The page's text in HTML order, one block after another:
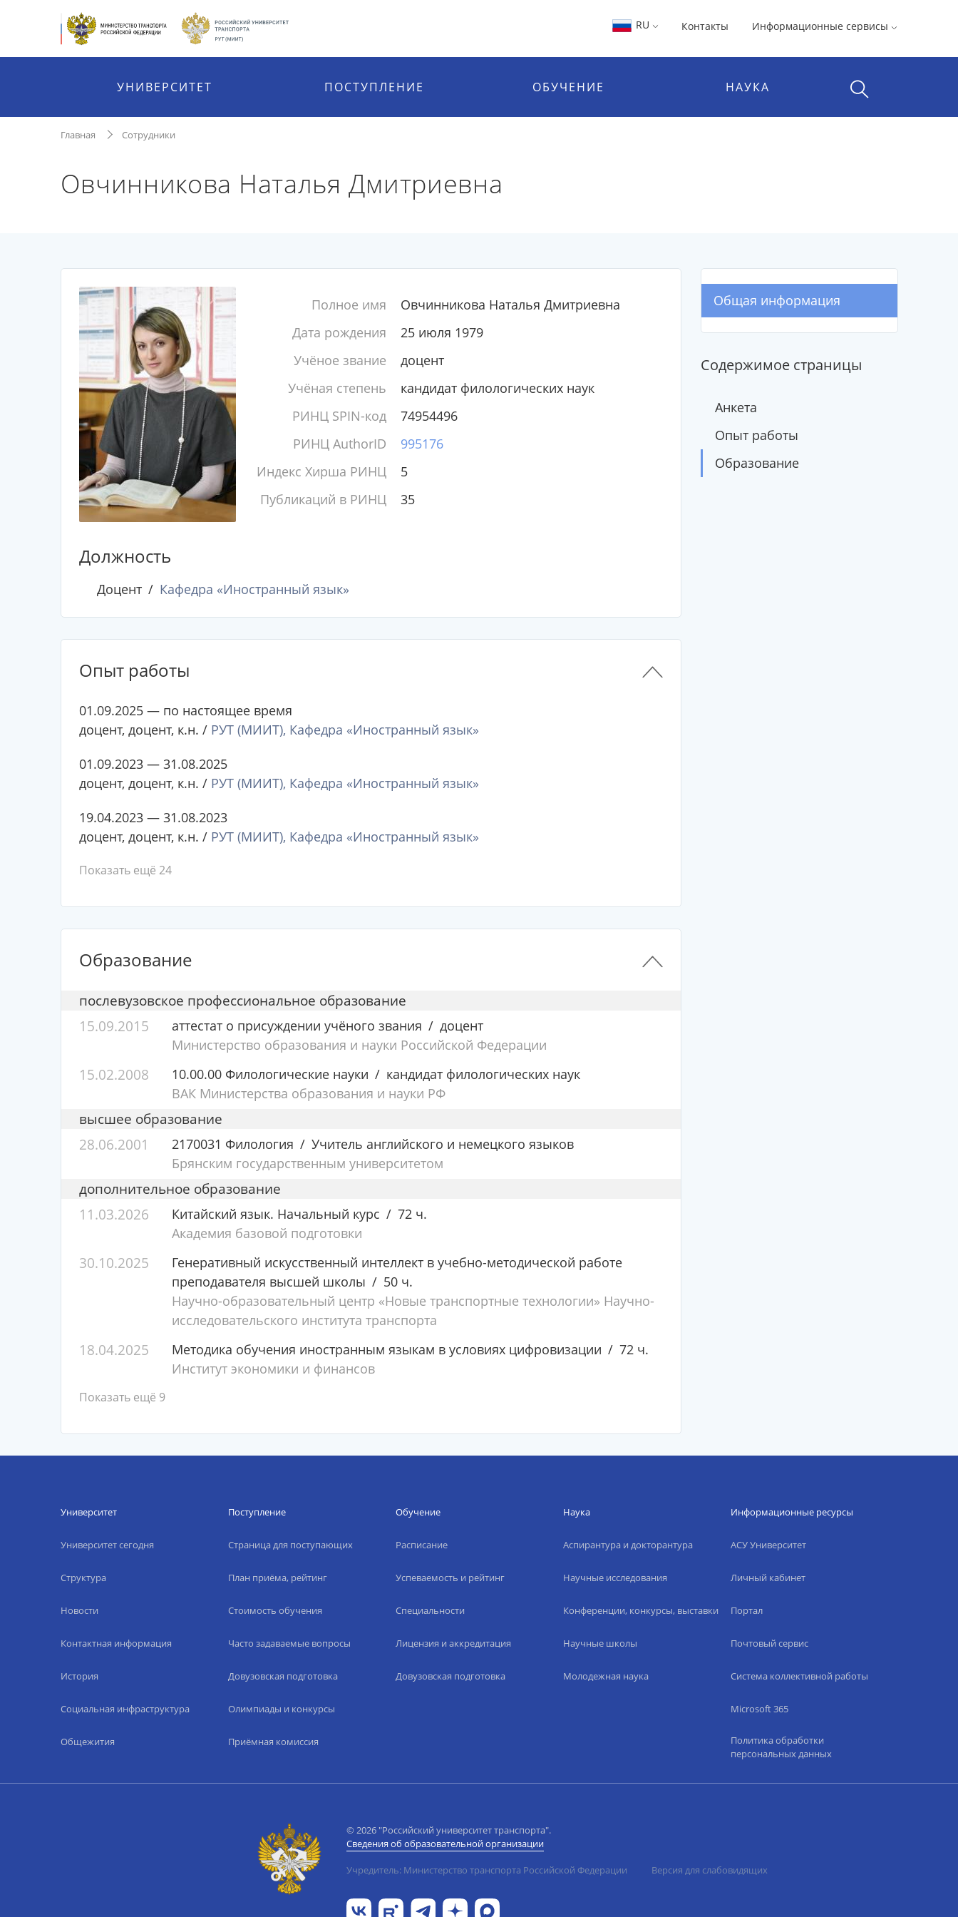
RU Контакты Информационные сервисы
УНИВЕРСИТЕТ ПОСТУПЛЕНИЕ ОБУЧЕНИЕ НАУКА
Главная Сотрудники
Овчинникова Наталья Дмитриевна
Полное имя
Овчинникова Наталья Дмитриевна
Дата рождения
25 июля 1979
Учёное звание
доцент
Учёная степень
кандидат филологических наук
РИНЦ SPIN-код
74954496
РИНЦ AuthorID
995176
Индекс Хирша РИНЦ
5
Публикаций в РИНЦ
35
Должность
Доцент Кафедра «Иностранный язык»
Опыт работы
01.09.2025 — по настоящее время
доцент, доцент, к.н. / РУТ (МИИТ), Кафедра «Иностранный язык»
01.09.2023 — 31.08.2025
доцент, доцент, к.н. / РУТ (МИИТ), Кафедра «Иностранный язык»
19.04.2023 — 31.08.2023
доцент, доцент, к.н. / РУТ (МИИТ), Кафедра «Иностранный язык»
Показать ещё 24
Образование
послевузовское профессиональное образование
15.09.2015
аттестат о присуждении учёного звания
доцент
Министерство образования и науки Российской Федерации
15.02.2008 10.00.00 Филологические науки
кандидат филологических наук
ВАК Министерства образования и науки РФ
высшее образование
28.06.2001
2170031 Филология
Учитель английского и немецкого языков
Брянским государственным университетом
дополнительное образование
11.03.2026
Китайский язык. Начальный курс
72 ч.
Академия базовой подготовки
30.10.2025
Генеративный искусственный интеллект в учебно-методической работе
преподавателя высшей школы
50 ч.
Научно-образовательный центр «Новые транспортные технологии» Научно-
исследовательского института транспорта
18.04.2025 Методика обучения иностранным языкам в условиях цифровизации
72 ч.
Институт экономики и финансов
Показать ещё 9
Общая информация
Содержимое страницы
Анкета
Опыт работы
Образование
Университет
Университет сегодня
Структура
Новости
Контактная информация
История
Социальная инфраструктура
Общежития
Поступление
Страница для поступающих
План приёма, рейтинг
Стоимость обучения
Часто задаваемые вопросы
Довузовская подготовка
Олимпиады и конкурсы
Приёмная комиссия
Обучение
Расписание
Успеваемость и рейтинг
Специальности
Лицензия и аккредитация
Довузовская подготовка
Наука
Аспирантура и докторантура
Научные исследования
Конференции, конкурсы, выставки
Научные школы
Молодежная наука
Информационные ресурсы
АСУ Университет
Личный кабинет
Портал
Почтовый сервис
Система коллективной работы
Microsoft 365
Политика обработки
персональных данных
© 2026 "Российский университет транспорта".
Сведения об образовательной организации
Учредитель: Министерство транспорта Российской Федерации Версия для слабовидящих